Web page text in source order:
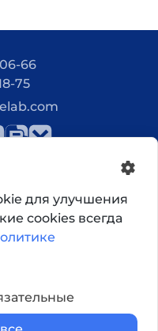
66
75
для улучшения
cookies всегда